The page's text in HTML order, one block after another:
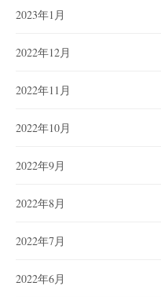
2023年1月
2022年12月
2022年11月
2022年10月
2022年9月
2022年8月
2022年7月
2022年6月